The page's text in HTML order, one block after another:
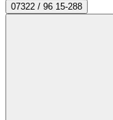
07322 / 96 15-288